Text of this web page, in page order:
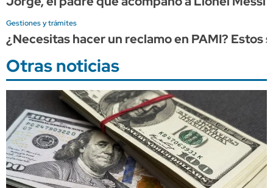
Gestiones y trámites
¿Necesitas hacer un reclamo en PAMI?
Otras noticias